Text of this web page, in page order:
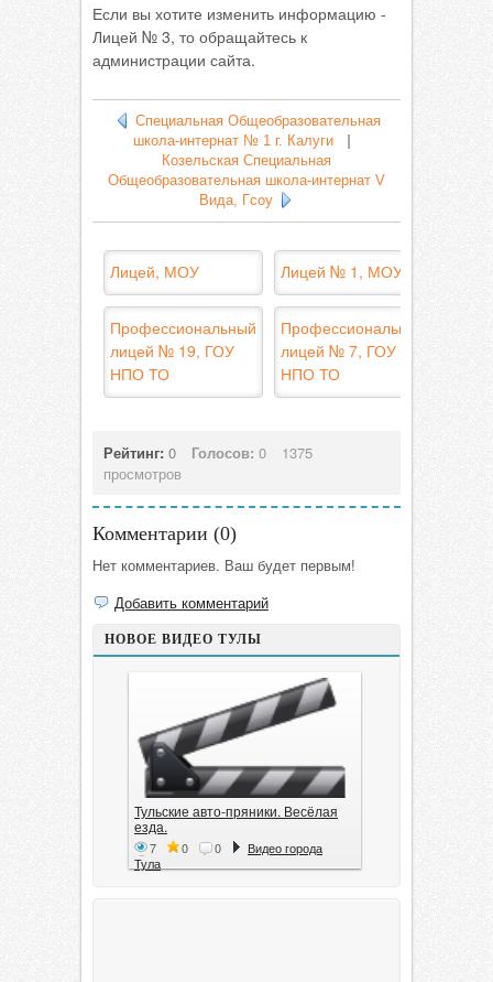
Если вы хотите изменить информацию -
Лицей № 3, то обращайтесь к
администрации сайта.
Специальная Общеобразовательная
школа-интернат № 1 г. Калуги
Козельская Специальная
Общеобразовательная школа-интернат V
Вида, Гсоу
Лицей, МОУ Лицей № 1, МОУ
Профессиональный
лицей № 19, ГОУ
НПО ТО
Профессиональный
лицей № 7, ГОУ
НПО ТО
Рейтинг: 0 Голосов: 0
1375
просмотров
Комментарии (0)
Нет комментариев. Ваш будет первым!
Добавить комментарий
НОВОЕ ВИДЕО ТУЛЫ
Тульские авто-пряники. Весёлая
езда.
7 0 0
Видео города
Тула